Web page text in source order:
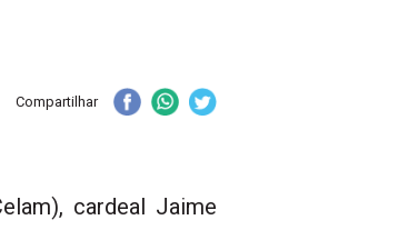
Compartilhar
cardeal Jaime